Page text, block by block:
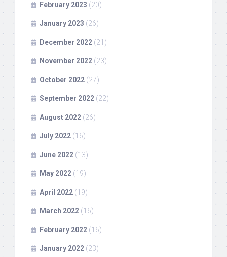
February 2023 (20)
January 2023 (26)
December 2022 (21)
November 2022 (23)
October 2022 (27)
September 2022 (22)
August 2022 (26)
July 2022 (16)
June 2022 (13)
May 2022 (19)
April 2022 (19)
March 2022 (16)
February 2022 (16)
January 2022 (23)